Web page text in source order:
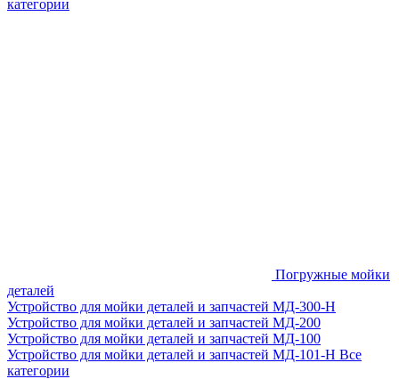
категории
Погружные мойки
деталей
Устройство для мойки деталей и запчастей МД-300-H
Устройство для мойки деталей и запчастей МД-200
Устройство для мойки деталей и запчастей МД-100
Устройство для мойки деталей и запчастей МД-101-Н Все
категории